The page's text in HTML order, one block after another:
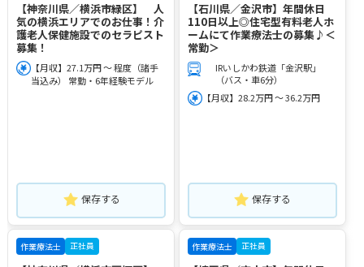
【神奈川県／横浜市緑区】 人
気の横浜エリアでのお仕事！介
護老人保健施設でのセラピスト
募集！
【月収】27.1万円 ～ 程度（諸手
当込み） 常勤・6年経験モデル
保存する
【石川県／金沢市】年間休日
110日以上◎住宅型有料老人ホ
ームにて作業療法士の募集♪＜
常勤＞
IRいしかわ鉄道「金沢駅」
（バス・車6分）
【月収】28.2万円 ～ 36.2万円
保存する
作業療法士 正社員 作業療法士 正社員